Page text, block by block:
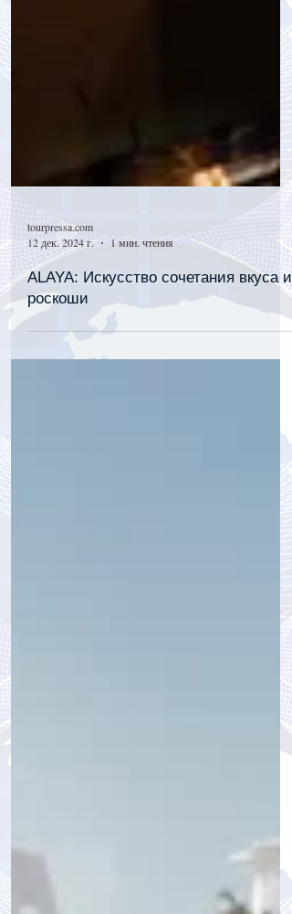
tourpressa.com
12 дек. 2024 г.
1 мин. чтения
ALAYA: Искусство сочетания вкуса и
роскоши